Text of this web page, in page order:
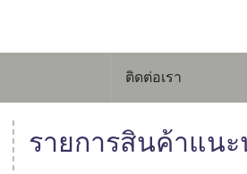
ติดต่อเรา
รายการสินค้าแน